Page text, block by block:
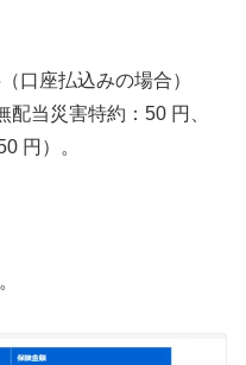
口座払込みの場合）
当災害特約：50 円、
円）。